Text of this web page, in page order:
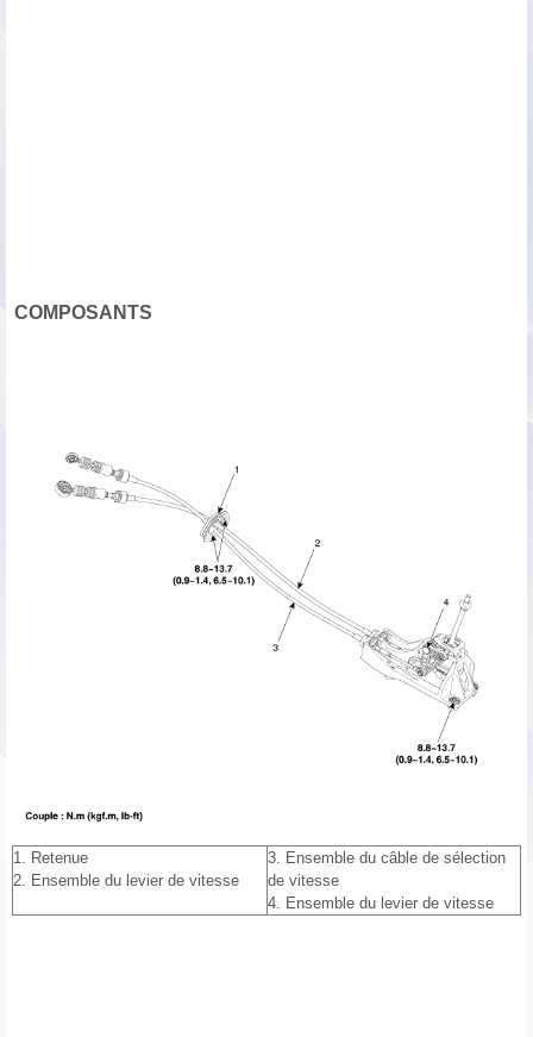
COMPOSANTS
1. Retenue
2. Ensemble du levier de vitesse
3. Ensemble du câble de sélection
de vitesse
4. Ensemble du levier de vitesse